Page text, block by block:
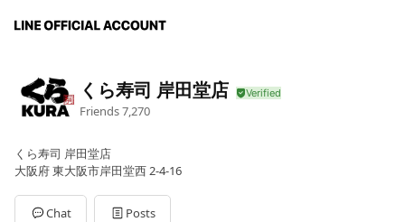
くら寿司 岸田堂店
Friends7,270
くら寿司 岸田堂店
大阪府 東大阪市岸田堂西 2-4-16
Chat Posts